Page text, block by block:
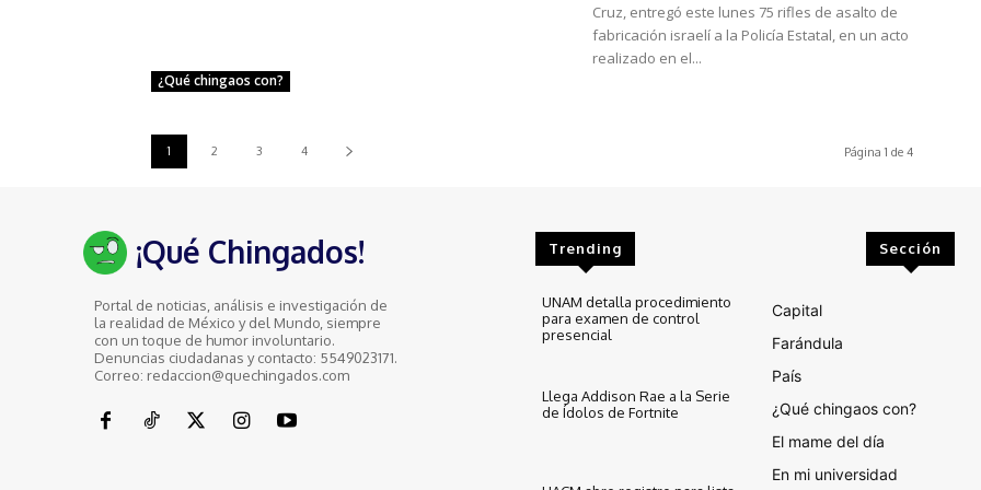
¿Qué chingaos con?
Cruz, entregó este lunes 75 rifles de asalto de
fabricación israelí a la Policía Estatal, en un acto
realizado en el...
1 2 3 4 Página 1 de 4
¡Qué Chingados!
Portal de noticias, análisis e investigación de
la realidad de México y del Mundo, siempre
con un toque de humor involuntario.
Denuncias ciudadanas y contacto: 5549023171.
Correo: redaccion@quechingados.com
Trending
UNAM detalla procedimiento
para examen de control
presencial
Llega Addison Rae a la Serie
de Ídolos de Fortnite
Sección
Capital
Farándula
País
¿Qué chingaos con?
El mame del día
En mi universidad